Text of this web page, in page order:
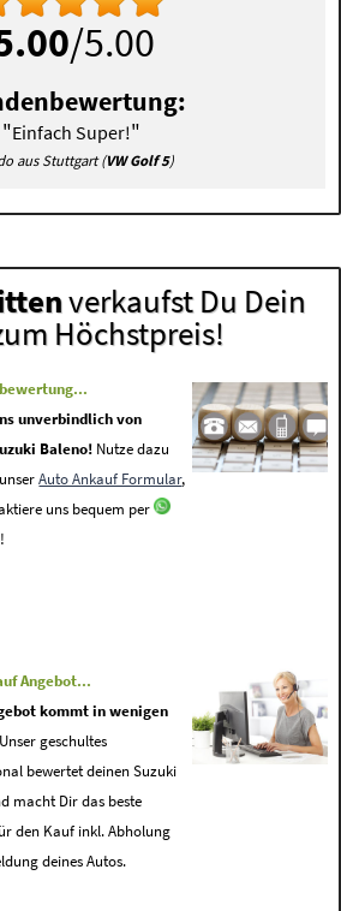
/5.00
"Einfach Super!"
aus Stuttgart (VW Golf 5)
verkaufst Du Dein
Höchstpreis!
unverbindlich von
Baleno! Nutze dazu
Auto Ankauf Formular,
uns bequem per
!
Angebot...
kommt in wenigen
geschultes
bewertet deinen Suzuki
macht Dir das beste
den Kauf inkl. Abholung
deines Autos.